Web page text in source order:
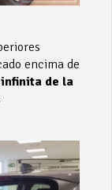
encima de
de la